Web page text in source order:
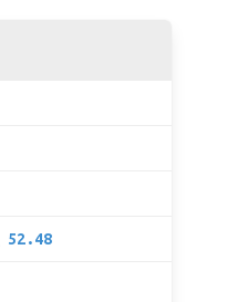
52.48